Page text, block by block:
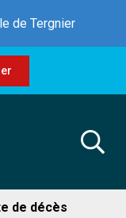
de Tergnier
de décès